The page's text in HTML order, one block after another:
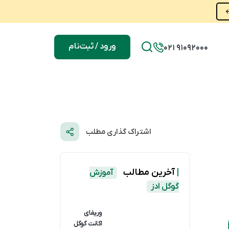
021 91092000 ورود / ثبت‌نام
اشتراک گذاری مطلب
آخرین مطالب
آموزش
گوگل ادز
وریفای
اکانت گوگل